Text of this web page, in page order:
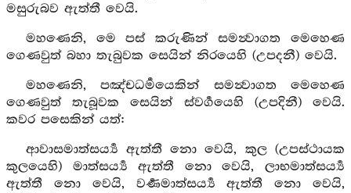
මසුරුබව ඇත්තී වෙයි.
මහණෙනි, මෙ පස් කරුණින් සමන්‍වාගත මෙහෙණ
ගෙණවුත් බහා තැබුවක සෙයින් නිරයෙහි (උපදනී) වෙයි.
මහණෙනි, පඤ්චධර්‍මයෙකින් සමන්‍වාගත මෙහෙණ
ගෙණවුත් තැබූවක සෙයින් ස්වර්‍ගයෙහි (උපදිනී) වෙයි.
කවර පසෙකින් යත්:
ආවාසමාත්සර්‍ය්‍ය ඇත්තී නො වෙයි, කුල (උපස්ථායක
කුලයෙහි) මාත්සර්‍ය්‍ය ඇත්තී නො වෙයි, ලාභමාත්සර්‍ය්‍ය
ඇත්තී නො වෙයි, වර්‍ණමාත්සර්‍ය්‍ය ඇත්තී නො වෙයි,